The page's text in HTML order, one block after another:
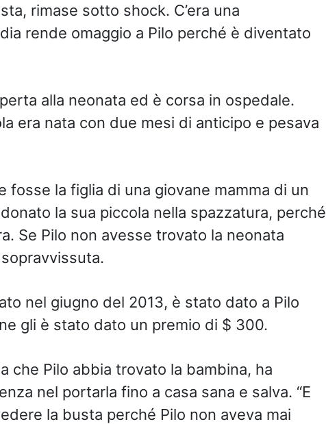
rimase sotto shock. C’era una
rende omaggio a Pilo perché è diventato
alla neonata ed è corsa in ospedale.
era nata con due mesi di anticipo e pesava
fosse la figlia di una giovane mamma di un
la sua piccola nella spazzatura, perché
Se Pilo non avesse trovato la neonata
nel giugno del 2013, è stato dato a Pilo
gli è stato dato un premio di $ 300.
che Pilo abbia trovato la bambina, ha
nel portarla fino a casa sana e salva. “E
la busta perché Pilo non aveva mai